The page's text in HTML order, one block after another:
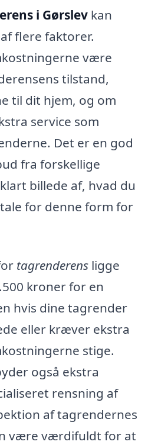
i Gørslev kan
flere faktorer.
være
tilstand,
til dit hjem, og om
service som
Det er en god
fra forskellige
billede af, hvad du
for denne form for
tagrenderens ligge
kroner for en
hvis dine tagrender
eller kræver ekstra
stige.
også ekstra
rensning af
af tagrendernes
være værdifuldt for at